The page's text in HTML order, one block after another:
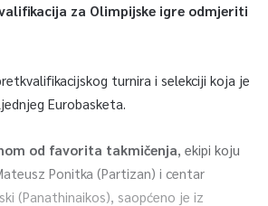
za Olimpijske igre odmjeriti
turnira i selekciji koja je
Eurobasketa.
od favorita takmičenja , ekipi koju
Ponitka (Partizan) i centar
(Panathinaikos), saopćeno je iz